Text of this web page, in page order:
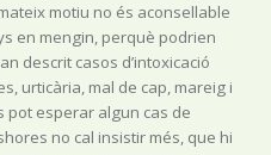
motiu no és aconsellable
en mengin, perquè podrien
descrit casos d’intoxicació
urticària, mal de cap, mareig i
pot esperar algun cas de
no cal insistir més, que hi